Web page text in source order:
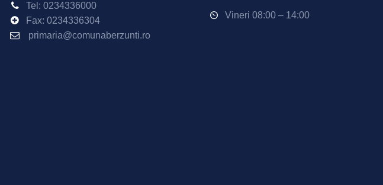
Tel: 0234336000
Fax: 0234336304
primaria@comunaberzunti.ro
Vineri 08:00 – 14:00